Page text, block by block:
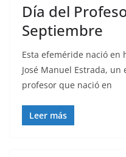
Día del
Septiembre
Esta efeméride nació
José Manuel Estrada,
profesor que nació en
Leer más